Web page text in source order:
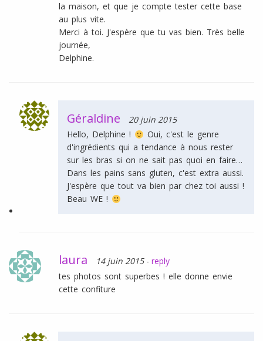
la maison, et que je compte tester cette base
au plus vite.
Merci à toi. J'espère que tu vas bien. Très belle
journée,
Delphine.
Géraldine
20 juin 2015
Hello, Delphine !
Oui, c'est le genre
d'ingrédients qui a tendance à nous rester
sur les bras si on ne sait pas quoi en faire…
Dans les pains sans gluten, c'est extra aussi.
J'espère que tout va bien par chez toi aussi !
Beau WE !
laura 14 juin 2015 - reply
tes photos sont superbes ! elle donne envie
cette confiture